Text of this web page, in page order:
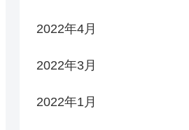
2022年4月
2022年3月
2022年1月